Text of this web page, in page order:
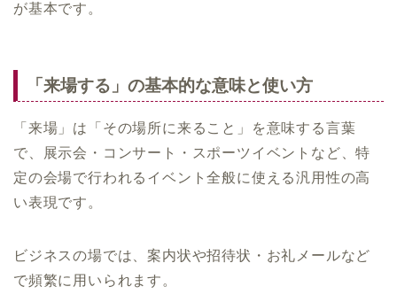
が基本です。
「来場する」の基本的な意味と使い方
「来場」は「その場所に来ること」を意味する言葉
で、展示会・コンサート・スポーツイベントなど、特
定の会場で行われるイベント全般に使える汎用性の高
い表現です。
ビジネスの場では、案内状や招待状・お礼メールなど
で頻繁に用いられます。